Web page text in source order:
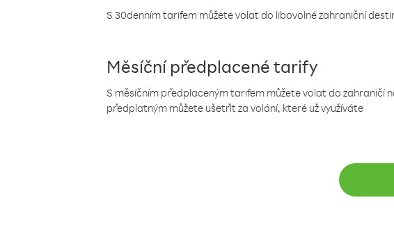
S 30denním tarifem můžete volat do libovolné zahraniční
Měsíční předplacené tarify
S měsíčním předplaceným tarifem můžete volat do zahraničí
předplatným můžete ušetřit za volání, které už využíváte